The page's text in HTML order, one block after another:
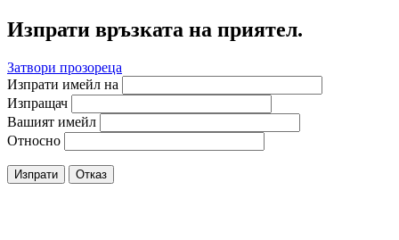
Изпрати връзката на приятел.
Затвори прозореца
Изпрати имейл на
Изпращач
Вашият имейл
Относно
Изпрати Отказ